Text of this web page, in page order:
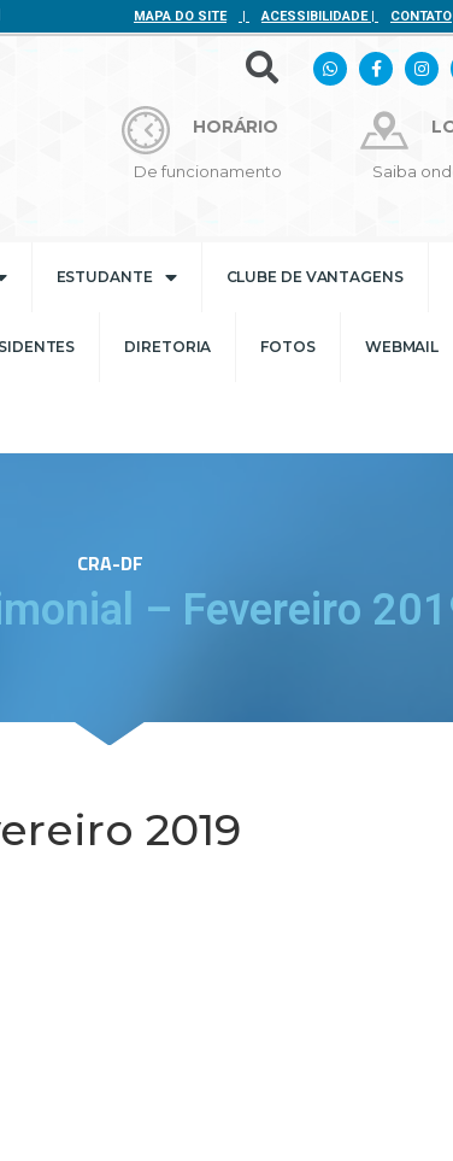
MAPA DO SITE | ACESSIBILIDADE| CONTATO
HORÁRIO
De funcionamento Saiba
ESTUDANTE CLUBE DE VANTAGENS
DIRETORIA FOTOS WEBMAIL
CRA-DF
– Fevereiro
2019